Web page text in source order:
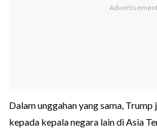
Dalam unggahan yang sama,
kepada kepala negara lain di Asia